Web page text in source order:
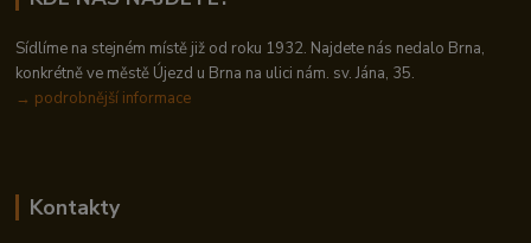
Sídlíme na stejném místě již od roku 1932. Najdete nás nedalo Brna,
konkrétně ve městě Újezd u Brna na ulici nám. sv. Jána, 35.
→ podrobnější informace
Kontakty